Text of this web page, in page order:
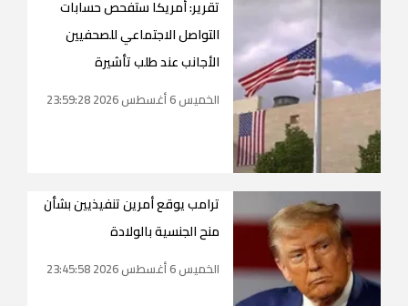
تقرير: أمريكا ستفحص حسابات
التواصل الاجتماعي للصحفيين
الأجانب عند طلب تأشيرة
الخميس 6 أغسطس 2026 23:59:28
ترامب يوقع أمرين تنفيذيين بشأن
منح الجنسية بالولادة
الخميس 6 أغسطس 2026 23:45:58